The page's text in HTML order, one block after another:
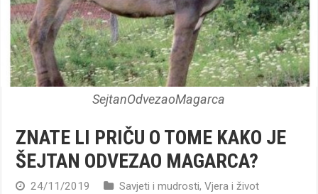
SejtanOdvezaoMagarca
ZNATE LI PRIČU O TOME KAKO JE
ŠEJTAN ODVEZAO MAGARCA?
24/11/2019 Savjeti i mudrosti,Vjera i život